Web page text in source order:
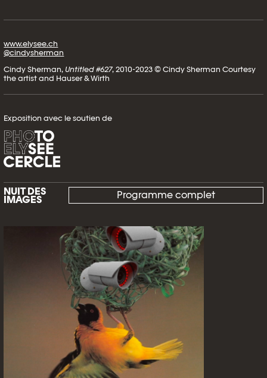
www.elysee.ch
@cindysherman
Cindy Sherman, Untitled #627, 2010-2023 © Cindy Sherman Courtesy
the artist and Hauser & Wirth
Exposition avec le soutien de
NUIT DES
IMAGES Programme complet